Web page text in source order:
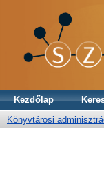
Kezdőlap
Könyvtárosi